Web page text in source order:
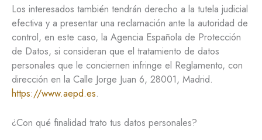
Los interesados también tendrán derecho a la tutela judicial
efectiva y a presentar una reclamación ante la autoridad de
control, en este caso, la Agencia Española de Protección
de Datos, si consideran que el tratamiento de datos
personales que le conciernen infringe el Reglamento, con
dirección en la Calle Jorge Juan 6, 28001, Madrid.
https://www.aepd.es.
¿Con qué finalidad trato tus datos personales?